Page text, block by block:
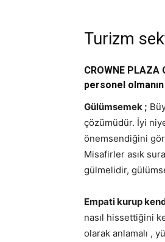
Turizm
CROWNE
personel
Gülümsemek ;
çözümüdür. İyi
önemsendiğini
Misafirler asık
gülmelidir,
Empati kurup
nasıl hissettiğini
olarak anlamalı ,